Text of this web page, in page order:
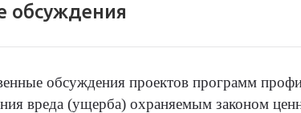
обсуждения
обсуждения проектов программ
вреда (ущерба) охраняемым законом